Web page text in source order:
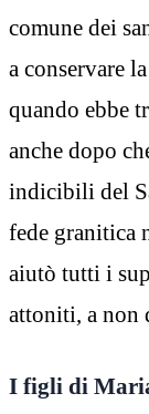
comune dei
a conservare
quando ebbe
anche dopo
indicibili del
fede granitica
aiutò tutti i
attoniti, a non
I figli di